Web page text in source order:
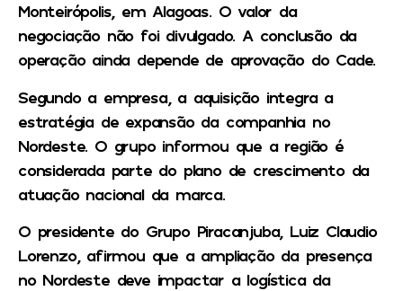
Monteirópolis, em Alagoas. O valor da
negociação não foi divulgado. A conclusão da
operação ainda depende de aprovação do Cade.
Segundo a empresa, a aquisição integra a
estratégia de expansão da companhia no
Nordeste. O grupo informou que a região é
considerada parte do plano de crescimento da
atuação nacional da marca.
O presidente do Grupo Piracanjuba, Luiz Claudio
Lorenzo, afirmou que a ampliação da presença
no Nordeste deve impactar a logística da